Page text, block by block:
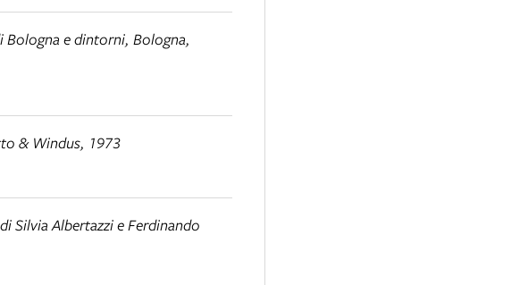
Bologna e dintorni, Bologna,
& Windus, 1973
Silvia Albertazzi e Ferdinando